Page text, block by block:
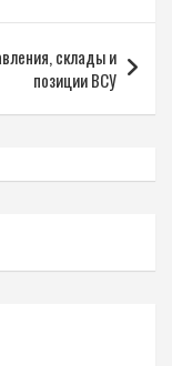
склады и
позиции ВСУ